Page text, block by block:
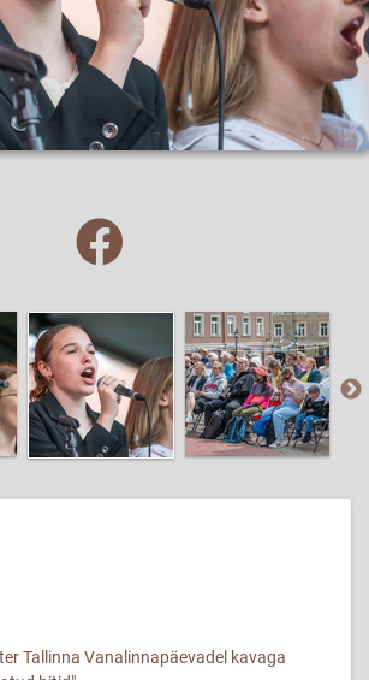
Tallinna Vanalinnapäevadel kavaga